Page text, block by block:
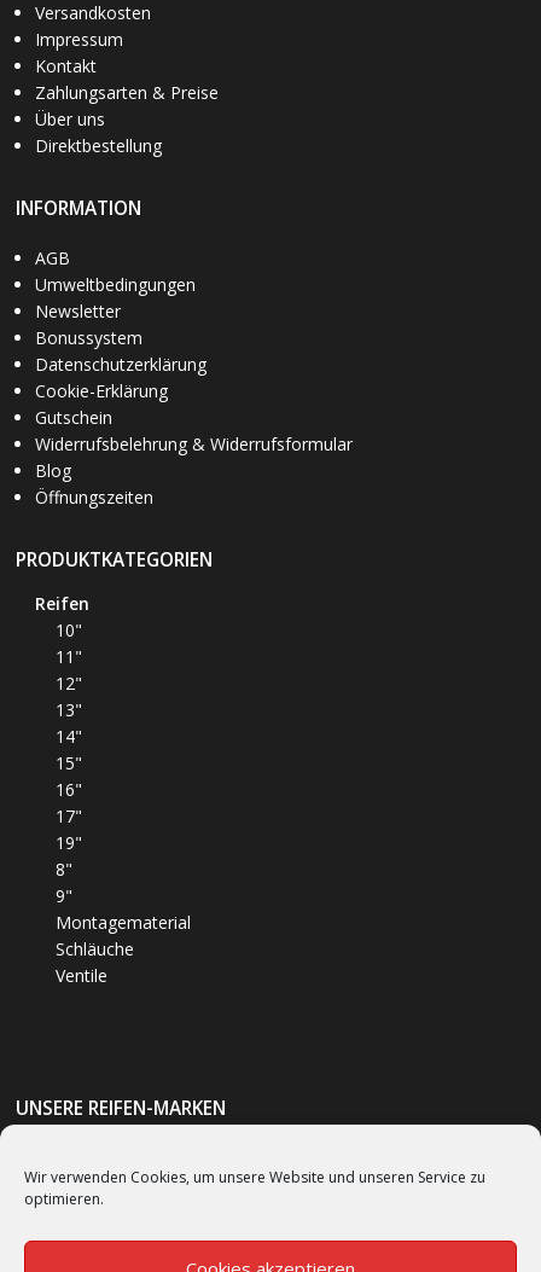
Wir verwenden Cookies, um unsere Website und unseren Service zu
optimieren.
Versandkosten
Impressum
Kontakt
Zahlungsarten & Preise
Über uns
Direktbestellung
INFORMATION
AGB
Umweltbedingungen
Newsletter
Bonussystem
Datenschutzerklärung
Cookie-Erklärung
Gutschein
Widerrufsbelehrung & Widerrufsformular
Blog
Öffnungszeiten
PRODUKTKATEGORIEN
Reifen
10"
11"
12"
13"
14"
15"
16"
17"
19"
8"
9"
Montagematerial
Schläuche
Ventile
UNSERE REIFEN-MARKEN
Bridgestone(62) Continental(53)